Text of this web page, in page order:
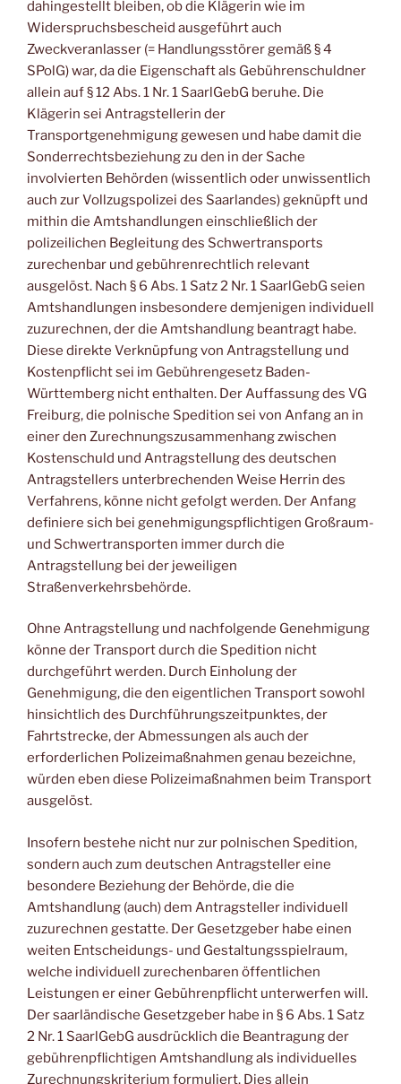
dahingestellt bleiben, ob die Klägerin wie im
Widerspruchsbescheid ausgeführt auch
Zweckveranlasser (= Handlungsstörer gemäß § 4
SPolG) war, da die Eigenschaft als Gebührenschuldner
allein auf § 12 Abs. 1 Nr. 1 SaarlGebG beruhe. Die
Klägerin sei Antragstellerin der
Transportgenehmigung gewesen und habe damit die
Sonderrechtsbeziehung zu den in der Sache
involvierten Behörden (wissentlich oder unwissentlich
auch zur Vollzugspolizei des Saarlandes) geknüpft und
mithin die Amtshandlungen einschließlich der
polizeilichen Begleitung des Schwertransports
zurechenbar und gebührenrechtlich relevant
ausgelöst. Nach § 6 Abs. 1 Satz 2 Nr. 1 SaarlGebG seien
Amtshandlungen insbesondere demjenigen individuell
zuzurechnen, der die Amtshandlung beantragt habe.
Diese direkte Verknüpfung von Antragstellung und
Kostenpflicht sei im Gebührengesetz Baden-
Württemberg nicht enthalten. Der Auffassung des VG
Freiburg, die polnische Spedition sei von Anfang an in
einer den Zurechnungszusammenhang zwischen
Kostenschuld und Antragstellung des deutschen
Antragstellers unterbrechenden Weise Herrin des
Verfahrens, könne nicht gefolgt werden. Der Anfang
definiere sich bei genehmigungspflichtigen Großraum-
und Schwertransporten immer durch die
Antragstellung bei der jeweiligen
Straßenverkehrsbehörde.
Ohne Antragstellung und nachfolgende Genehmigung
könne der Transport durch die Spedition nicht
durchgeführt werden. Durch Einholung der
Genehmigung, die den eigentlichen Transport sowohl
hinsichtlich des Durchführungszeitpunktes, der
Fahrtstrecke, der Abmessungen als auch der
erforderlichen Polizeimaßnahmen genau bezeichne,
würden eben diese Polizeimaßnahmen beim Transport
ausgelöst.
Insofern bestehe nicht nur zur polnischen Spedition,
sondern auch zum deutschen Antragsteller eine
besondere Beziehung der Behörde, die die
Amtshandlung (auch) dem Antragsteller individuell
zuzurechnen gestatte. Der Gesetzgeber habe einen
weiten Entscheidungs- und Gestaltungsspielraum,
welche individuell zurechenbaren öffentlichen
Leistungen er einer Gebührenpflicht unterwerfen will.
Der saarländische Gesetzgeber habe in § 6 Abs. 1 Satz
2 Nr. 1 SaarlGebG ausdrücklich die Beantragung der
gebührenpflichtigen Amtshandlung als individuelles
Zurechnungskriterium formuliert. Dies allein